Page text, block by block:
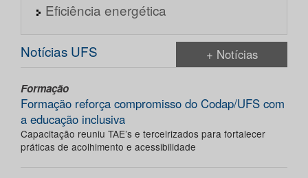
Eficiência energética
Notícias UFS + Notícias
Formação
Formação reforça compromisso do Codap/UFS com
a educação inclusiva
Capacitação reuniu TAE’s e terceirizados para fortalecer
práticas de acolhimento e acessibilidade